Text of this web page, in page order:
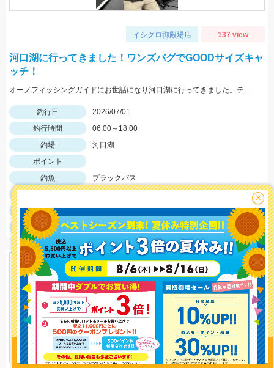
釣り情報を
投稿する
イシグロ御殿場店 137 view
河口湖に行ってきました！ワンズバグでGOODサイズキャ
ッチ！
オーノフィッシングガイドにお世話になり河口湖に行ってきました。テクニカルな1日でしたがワンズバグで貴重な1本を釣らせてくれましたよ！激しいバイトで大興奮で下した！
釣行日
2026/07/01
釣行時間
06:00～18:00
釣場
河口湖
ポイント
釣魚
ブラックバス
釣果
サイズ
ブラックバス45ｃｍ前後
×